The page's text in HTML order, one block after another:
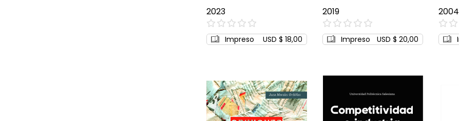
2023
0%
Impreso USD $ 18,00
2019
0%
Impreso USD $ 20,00
2004
0%